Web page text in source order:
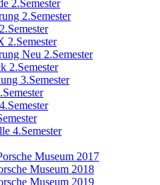
2.Semester
2.Semester
2.Semester
Neu 2.Semester
2.Semester
3.Semester
4.Semester
Museum 2017
Museum 2018
Museum 2019